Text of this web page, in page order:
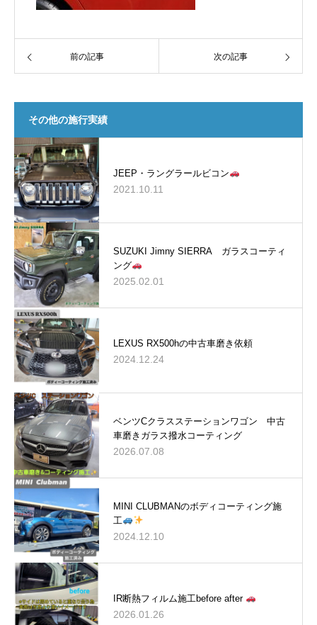
前の記事 次の記事
その他の施行実績
JEEP・ラングラールビコン
2021.10.11
SUZUKI Jimny SIERRA ガラスコーティ
ング
2025.02.01
LEXUS RX500hの中古車磨き依頼
2024.12.24
ベンツCクラスステーションワゴン 中古
車磨きガラス撥水コーティング
2026.07.08
MINI CLUBMANのボディコーティング施
工
2024.12.10
IR断熱フィルム施工before after
2026.01.26